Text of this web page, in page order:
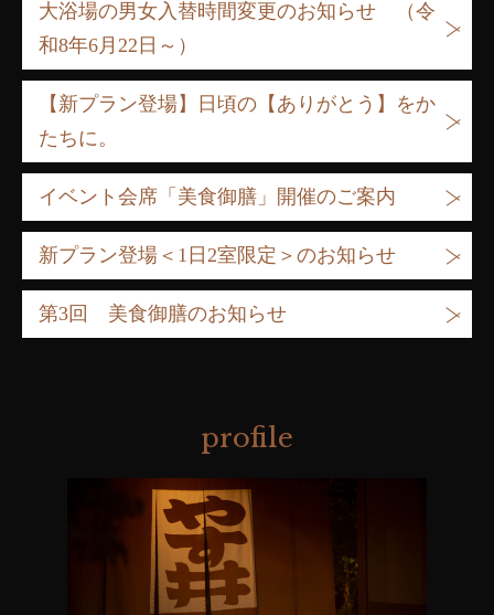
profile
大浴場の男女入替時間変更のお知らせ （令
和8年6月22日～）
【新プラン登場】日頃の【ありがとう】をか
たちに。
イベント会席「美食御膳」開催のご案内
新プラン登場＜1日2室限定＞のお知らせ
第3回 美食御膳のお知らせ